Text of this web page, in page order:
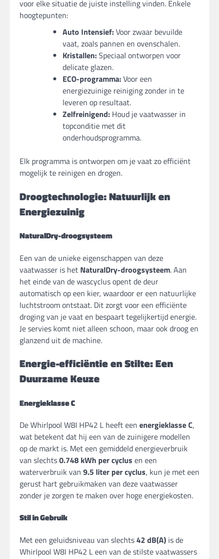
voor elke situatie de juiste instelling vinden. Enkele
hoogtepunten:
Auto Intensief:Voor zwaar bevuilde
vaat, zoals pannen en ovenschalen.
Kristallen:Speciaal ontworpen voor
delicate glazen.
ECO-programma:Voor een
energiezuinige reiniging zonder in te
leveren op resultaat.
Zelfreinigend: Houd je vaatwasser in
topconditie met dit
onderhoudsprogramma.
Elk programma is ontworpen om je vaat zo efficiënt
mogelijk te reinigen en drogen.
Droogtechnologie: Natuurlijk en
Energiezuinig
NaturalDry-droogsysteem
Een van de unieke eigenschappen van deze
vaatwasser is het NaturalDry-droogsysteem. Aan
het einde van de wascyclus opent de deur
automatisch op een kier, waardoor er een natuurlijke
luchtstroom ontstaat. Dit zorgt voor een efficiënte
droging van je vaat en bespaart tegelijkertijd energie.
Je servies komt niet alleen schoon, maar ook droog en
glanzend uit de machine.
Energie-efficiëntie en Stilte: Een
Duurzame Keuze
Energieklasse C
De Whirlpool W8I HP42 L heeft een energieklasse C,
wat betekent dat hij een van de zuinigere modellen
op de markt is. Met een gemiddeld energieverbruik
van slechts0.748 kWh per cyclus en een
waterverbruik van 9.5 liter per cyclus, kun je met een
gerust hart gebruikmaken van deze vaatwasser
zonder je zorgen te maken over hoge energiekosten.
Stil in Gebruik
Met een geluidsniveau van slechts42 dB(A) is de
Whirlpool W8I HP42 L een van de stilste vaatwassers